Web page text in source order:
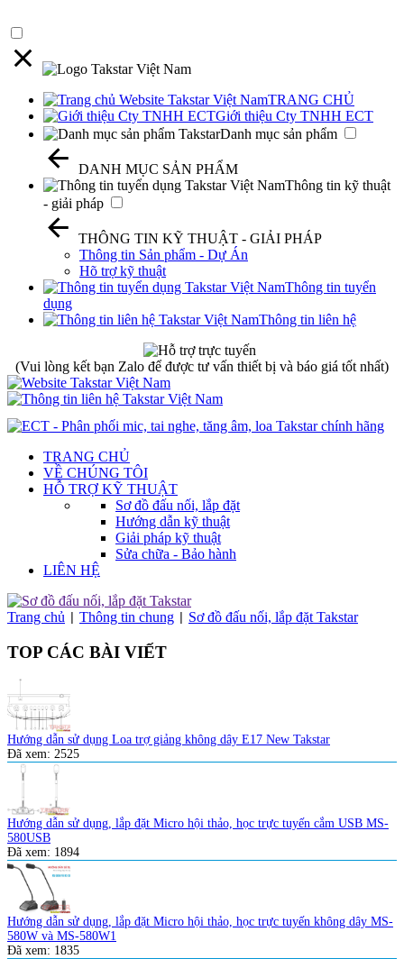
TRANG CHỦ
Giới thiệu Cty TNHH ECT
Danh mục sản phẩm
DANH MỤC SẢN PHẨM
Thông tin kỹ thuật
- giải pháp
THÔNG TIN KỸ THUẬT - GIẢI PHÁP
Thông tin Sản phẩm - Dự Án
Hõ trợ kỹ thuật
Thông tin tuyển
dụng
Thông tin liên hệ
(Vui lòng kết bạn Zalo để được tư vấn thiết bị và báo giá tốt nhất)
TRANG CHỦ
VỀ CHÚNG TÔI
HỖ TRỢ KỸ THUẬT
Sơ đồ đấu nối, lắp đặt
Hướng dẫn kỹ thuật
Giải pháp kỹ thuật
Sửa chữa - Bảo hành
LIÊN HỆ
Trang chủ Thông tin chung Sơ đồ đấu nối, lắp đặt Takstar
TOP CÁC BÀI VIẾT
Hướng dẫn sử dụng Loa trợ giảng không dây E17 New Takstar
Đã xem: 2525
Hướng dẫn sử dụng, lắp đặt Micro hội thảo, học trực tuyến cắm USB MS-
580USB
Đã xem: 1894
Hướng dẫn sử dụng, lắp đặt Micro hội thảo, học trực tuyến không dây MS-
580W và MS-580W1
Đã xem: 1835